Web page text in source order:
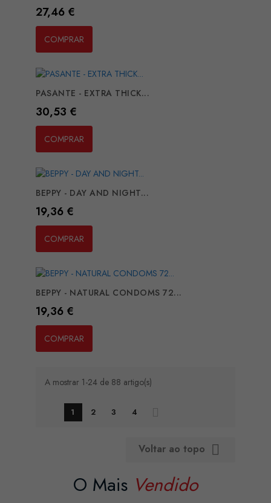
Preço
27,46 €
COMPRAR
PASANTE - EXTRA THICK...
Preço
30,53 €
COMPRAR
BEPPY - DAY AND NIGHT...
Preço
19,36 €
COMPRAR
BEPPY - NATURAL CONDOMS 72...
Preço
19,36 €
COMPRAR
A mostrar 1-24 de 88 artigo(s)
1 2 3 4
Voltar ao topo 
O Mais Vendido